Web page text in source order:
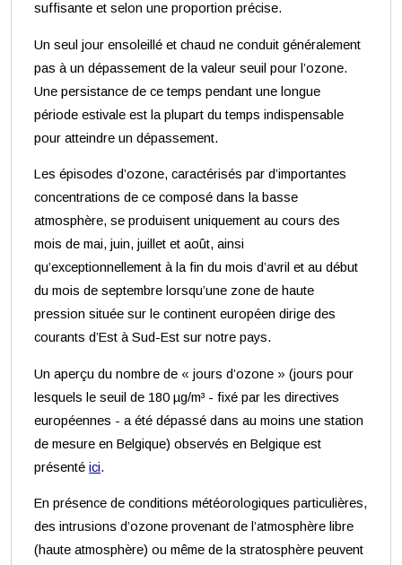
suffisante et selon une proportion précise.
Un seul jour ensoleillé et chaud ne conduit généralement
pas à un dépassement de la valeur seuil pour l’ozone.
Une persistance de ce temps pendant une longue
période estivale est la plupart du temps indispensable
pour atteindre un dépassement.
Les épisodes d’ozone, caractérisés par d’importantes
concentrations de ce composé dans la basse
atmosphère, se produisent uniquement au cours des
mois de mai, juin, juillet et août, ainsi
qu’exceptionnellement à la fin du mois d’avril et au début
du mois de septembre lorsqu’une zone de haute
pression située sur le continent européen dirige des
courants d’Est à Sud-Est sur notre pays.
Un aperçu du nombre de « jours d’ozone » (jours pour
lesquels le seuil de 180 µg/m³ - fixé par les directives
européennes - a été dépassé dans au moins une station
de mesure en Belgique) observés en Belgique est
présentéici.
En présence de conditions météorologiques particulières,
des intrusions d’ozone provenant de l’atmosphère libre
(haute atmosphère) ou même de la stratosphère peuvent